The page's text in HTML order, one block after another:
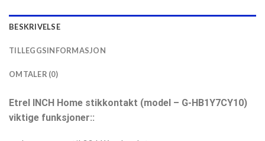
BESKRIVELSE
TILLEGGSINFORMASJON
OMTALER (0)
Etrel INCH Home stikkontakt (model – G-HB1Y7CY10)
viktige funksjoner::